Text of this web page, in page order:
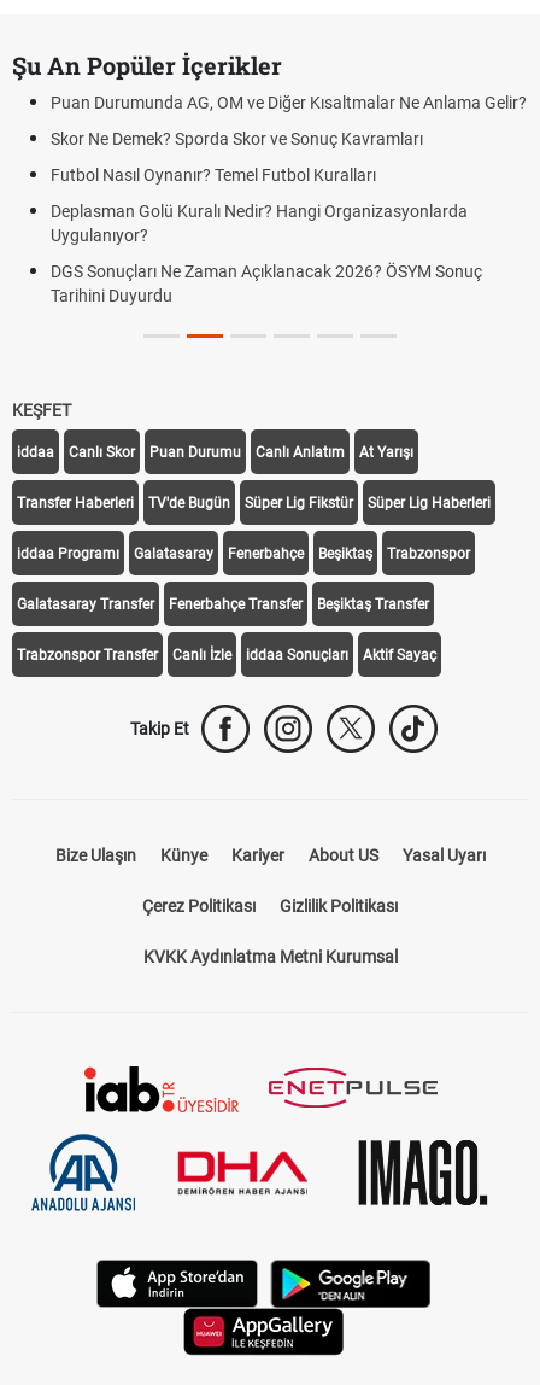
Şu An Popüler İçerikler
Puan Durumunda AG, OM ve Diğer Kısaltmalar Ne Anlama Gelir?
Skor Ne Demek? Sporda Skor ve Sonuç Kavramları
Futbol Nasıl Oynanır? Temel Futbol Kuralları
Deplasman Golü Kuralı Nedir? Hangi Organizasyonlarda
Uygulanıyor?
DGS Sonuçları Ne Zaman Açıklanacak 2026? ÖSYM Sonuç
Tarihini Duyurdu
KEŞFET
iddaa Canlı Skor Puan Durumu Canlı Anlatım At Yarışı
Transfer Haberleri TV'de Bugün Süper Lig Fikstür Süper Lig Haberleri
iddaa Programı Galatasaray Fenerbahçe Beşiktaş Trabzonspor
Galatasaray Transfer Fenerbahçe Transfer Beşiktaş Transfer
Trabzonspor Transfer Canlı İzle iddaa Sonuçları Aktif Sayaç
Takip Et
Bize Ulaşın Künye Kariyer About US Yasal Uyarı
Çerez Politikası Gizlilik Politikası
KVKK Aydınlatma Metni Kurumsal